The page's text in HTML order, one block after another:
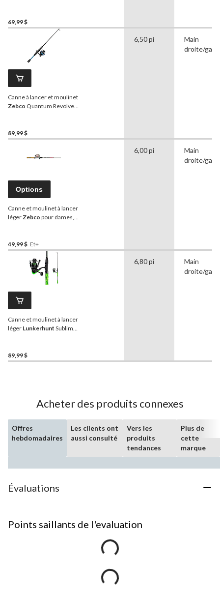
69,99 $
Canne à lancer et moulinet
Zebco Quantum Revolve,
89,99 $
6,50 pi
Main
droite/
Options
Canne et moulinet à lancer
léger Zebco pour dames,
49,99 $ Et+
6,00 pi
Main
droite/
Canne et moulinet à lancer
léger Lunkerhunt Sublime,
89,99 $
6,80 pi
Main
droite/
Acheter des produits connexes
Offres
hebdomadaires
Les clients ont
aussi consulté
Vers les
produits
tendances
Plus de
cette
marque
Évaluations
Points saillants de l'evaluation